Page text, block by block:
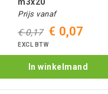
Prijs vanaf
€ 0,17 € 0,07
EXCL BTW
In winkelmand